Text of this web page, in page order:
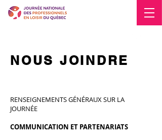
NOUS JOINDRE
RENSEIGNEMENTS GÉNÉRAUX SUR LA
JOURNÉE
COMMUNICATION ET PARTENARIATS